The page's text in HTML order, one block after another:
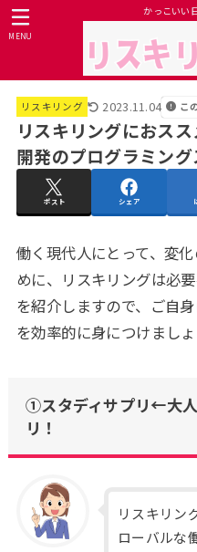
かっこいい
MENU
リスキリング 2023.11.04 こ
リスキリングにおス
開発のプログラミング
ポスト シェア
働く現代人にとって、変
めに、リスキリングは必
を紹介しますので、ご自
を効率的に身につけましょ
①スタディサプリ←大
リ！
リスキリン
ローバルな